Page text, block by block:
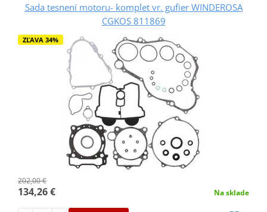
Sada tesnení motoru- komplet vr. gufier WINDEROSA
CGKOS 811869
ZĽAVA 34%
202,00 €
134,26 € Na sklade